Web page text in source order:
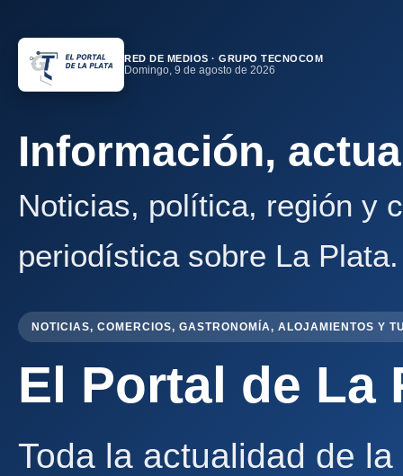
RED DE MEDIOS · GRUPO TECNOCOM
Domingo, 9 de agosto de 2026
Información,
Noticias, política, región y
periodística sobre La Plata.
NOTICIAS, COMERCIOS, GASTRONOMÍA, ALOJAMIENTOS Y
El Portal de La
Toda la actualidad de